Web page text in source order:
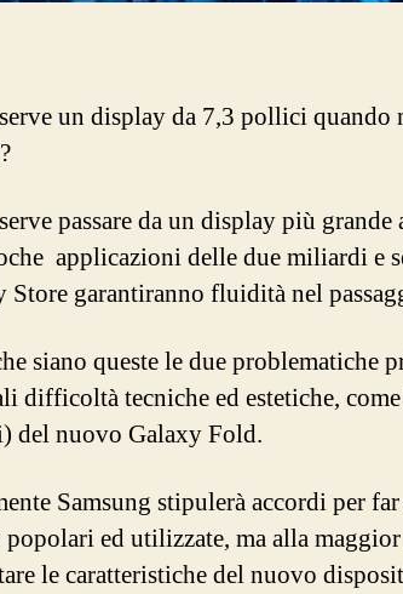
un display da 7,3 pollici quando
passare da un display più
applicazioni delle due miliardi e
Store garantiranno fluidità nel
siano queste le due problematiche
difficoltà tecniche ed estetiche,
del nuovo Galaxy Fold.
Samsung stipulerà accordi per
ed utilizzate, ma alla
le caratteristiche del nuovo